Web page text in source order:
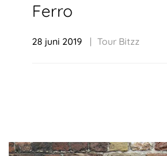
Ferro
28 juni 2019 Tour Bitzz